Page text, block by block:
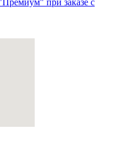
при заказе с